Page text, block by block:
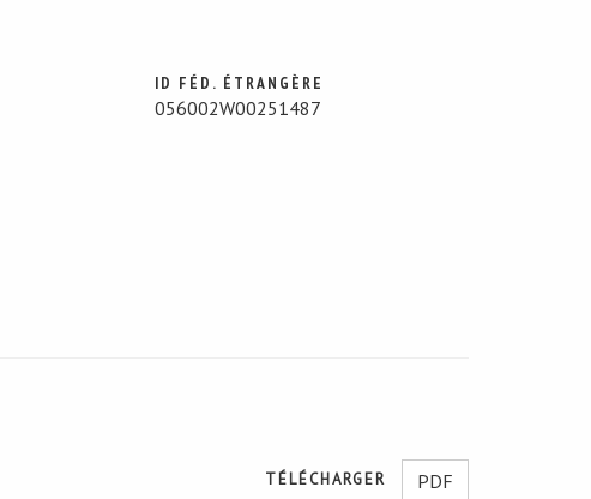
ID FÉD. ÉTRANGÈRE
056002W00251487
TÉLÉCHARGER PDF